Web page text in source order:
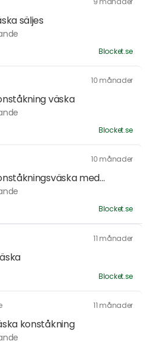
säljes
Blocket.se
10 månader
väska
Blocket.se
10 månader
med...
Blocket.se
11 månader
Blocket.se
11 månader
konståkning